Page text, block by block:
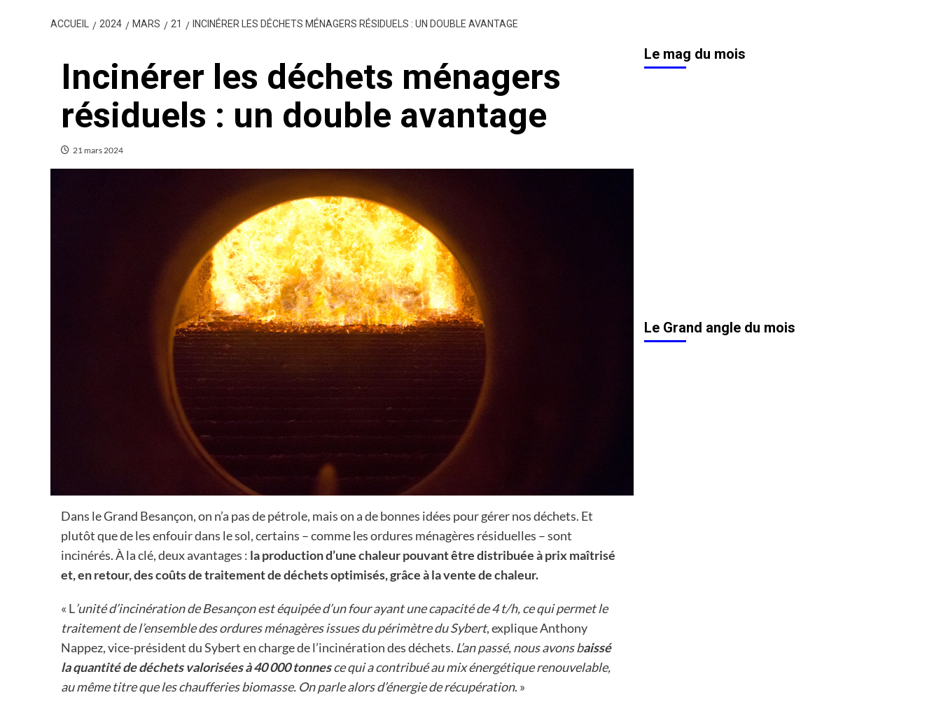
ACCUEIL 2024 MARS 21 INCINÉRER LES DÉCHETS MÉNAGERS RÉSIDUELS : UN DOUBLE AVANTAGE
Incinérer les déchets ménagers
résiduels : un double avantage
21 mars 2024
Dans le Grand Besançon, on n’a pas de pétrole, mais on a de bonnes idées pour gérer nos déchets. Et
plutôt que de les enfouir dans le sol, certains – comme les ordures ménagères résiduelles – sont
incinérés. À la clé, deux avantages : la production d’une chaleur pouvant être distribuée à prix maîtrisé
et, en retour, des coûts de traitement de déchets optimisés, grâce à la vente de chaleur.
« L’unité d’incinération de Besançon est équipée d’un four ayant une capacité de 4 t/h, ce qui permet le
traitement de l’ensemble des ordures ménagères issues du périmètre du Sybert, explique Anthony
Nappez, vice-président du Sybert en charge de l’incinération des déchets. L’an passé, nous avons baissé
la quantité de déchets valorisées à 40 000 tonnesce qui a contribué au mix énergétique renouvelable,
au même titre que les chaufferies biomasse. On parle alors d’énergie de récupération. »
Le mag du mois
Le Grand angle du mois